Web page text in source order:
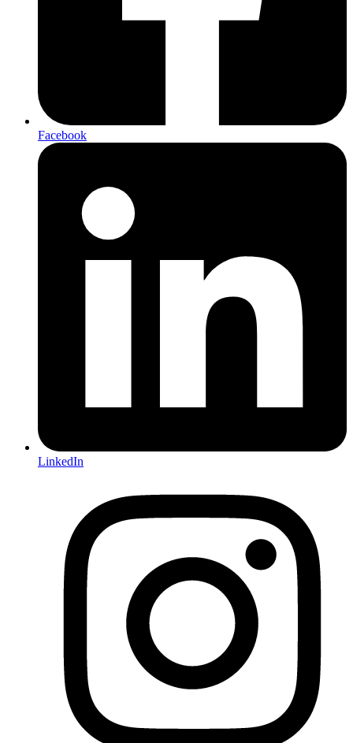
Facebook
LinkedIn